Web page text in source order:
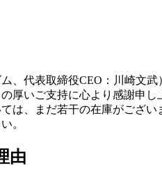
代表取締役CEO：川崎文
厚いご支持に心より感謝申し
は、まだ若干の在庫がござ
。
由